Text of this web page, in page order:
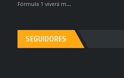
Fórmula 1 viverá m...
SEGUIDORES